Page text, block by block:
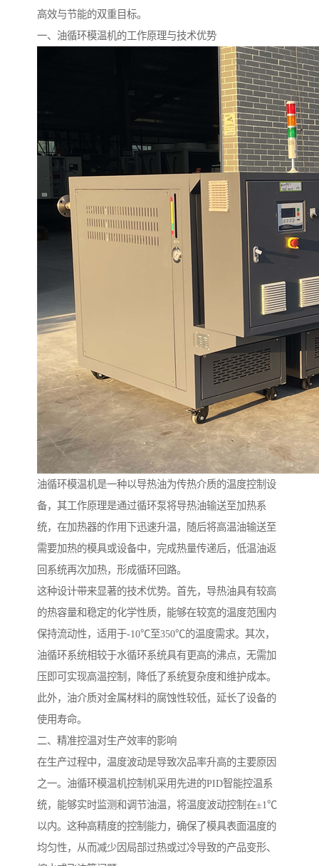
高效与节能的双重目标。
一、油循环模温机的工作原理与技术优势
油循环模温机是一种以导热油为传热介质的温度控制设
备，其工作原理是通过循环泵将导热油输送至加热系
统，在加热器的作用下迅速升温，随后将高温油输送至
需要加热的模具或设备中，完成热量传递后，低温油返
回系统再次加热，形成循环回路。
这种设计带来显著的技术优势。首先，导热油具有较高
的热容量和稳定的化学性质，能够在较宽的温度范围内
保持流动性，适用于-10℃至350℃的温度需求。其次，
油循环系统相较于水循环系统具有更高的沸点，无需加
压即可实现高温控制，降低了系统复杂度和维护成本。
此外，油介质对金属材料的腐蚀性较低，延长了设备的
使用寿命。
二、精准控温对生产效率的影响
在生产过程中，温度波动是导致次品率升高的主要原因
之一。油循环模温机控制机采用先进的PID智能控温系
统，能够实时监测和调节油温，将温度波动控制在±1℃
以内。这种高精度的控制能力，确保了模具表面温度的
均匀性，从而减少因局部过热或过冷导致的产品变形、